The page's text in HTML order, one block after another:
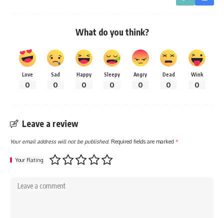
What do you think?
Love
0
Sad
0
Happy
0
Sleepy
0
Angry
0
Dead
0
Wink
0
Leave a review
Your email address will not be published. Required fields are marked *
Your Rating